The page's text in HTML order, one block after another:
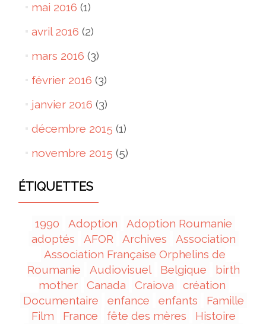
mai 2016 (1)
avril 2016 (2)
mars 2016 (3)
février 2016 (3)
janvier 2016 (3)
décembre 2015 (1)
novembre 2015 (5)
ÉTIQUETTES
1990 Adoption
Adoption Roumanie
adoptés
AFOR Archives
Association
Association Française Orphelins de
Roumanie
Audiovisuel Belgique
birth
mother
Canada Craiova
création
Documentaire
enfance enfants
Famille
Film
France fête des mères
Histoire